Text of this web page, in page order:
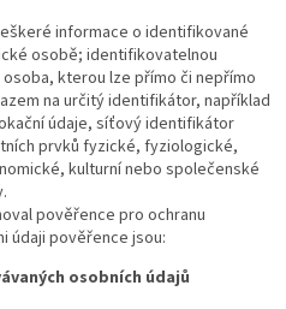
informace o identifikované
osobě; identifikovatelnou
kterou lze přímo či nepřímo
na určitý identifikátor, například
údaje, síťový identifikátor
prvků fyzické, fyziologické,
kulturní nebo společenské
pověřence pro ochranu
údaji pověřence jsou:
osobních údajů